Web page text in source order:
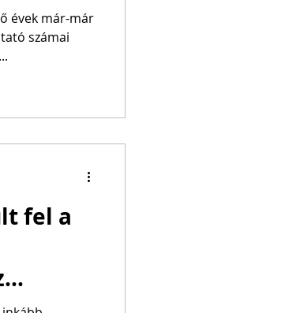
évek már-már
számai
fel a